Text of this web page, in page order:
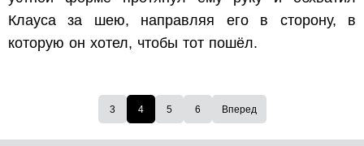
Клауса за шею, направляя его в сторону, в
которую он хотел, чтобы тот пошёл.
3 4 5 6 Вперед